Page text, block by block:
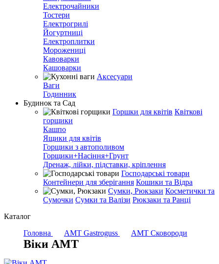
Електрочайники
Тостери
Електрогрилі
Йогуртниці
Електроплитки
Морожениці
Кавоварки
Кашоварки
Аксесуари
Ваги
Годинник
Будинок та Сад
Горшки для квітів Квіткові
горщики
Кашпо
Ящики для квітів
Горщики з автополивом
Горщики+Насіння+Грунт
Дренаж, лійки, підставки, кріплення
Господарські товари
Контейнери для зберігання Кошики та Відра
Сумки, Рюкзаки Косметички та
Сумочки Сумки та Валізи Рюкзаки та Ранці
Каталог
Головна
AMT Gastroguss AMT Сковороди
Віки АМТ